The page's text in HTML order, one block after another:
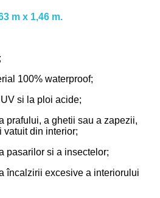
m x 1,46 m.
100% waterproof;
si la ploi acide;
prafului, a ghetii sau a zapezii,
vatuit din interior;
pasarilor si a insectelor;
încalzirii excesive a interiorului